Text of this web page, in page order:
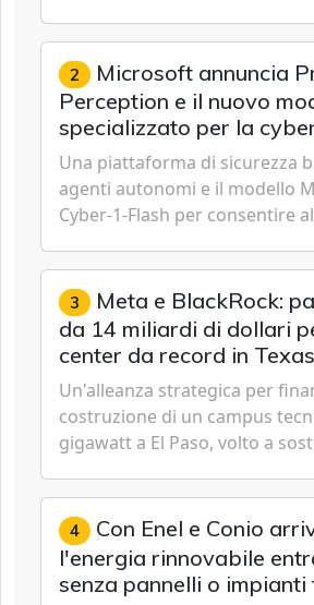
Cybersecurity.
2 Microsoft annuncia
Perception e il nuovo
specializzato per la
Una piattaforma di sicurezza
agenti autonomi e il modello
Cyber-1-Flash per consentire
reattiva a una strategia di
del rischio.
3 Meta e BlackRock:
da 14 miliardi di dollari
center da record in Texas
Un'alleanza strategica per
costruzione di un campus
gigawatt a El Paso, volto a
intelligenza artificiale
Zuckerberg.
4 Con Enel e Conio
l'energia rinnovabile
senza pannelli o impianti